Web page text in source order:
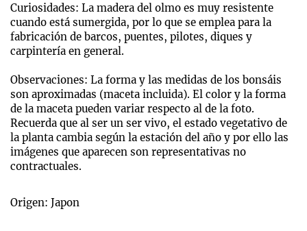
Curiosidades: La madera del olmo es muy resistente
cuando está sumergida, por lo que se emplea para la
fabricación de barcos, puentes, pilotes, diques y
carpintería en general.
Observaciones: La forma y las medidas de los bonsáis
son aproximadas (maceta incluida). El color y la forma
de la maceta pueden variar respecto al de la foto.
Recuerda que al ser un ser vivo, el estado vegetativo de
la planta cambia según la estación del año y por ello las
imágenes que aparecen son representativas no
contractuales.
Origen: Japon